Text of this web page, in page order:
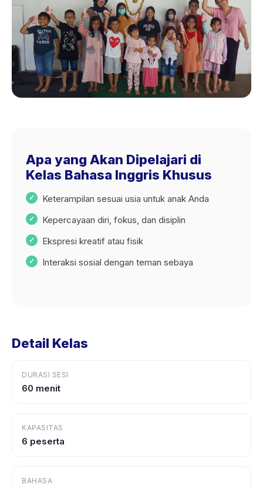
Apa yang Akan Dipelajari di
Kelas Bahasa Inggris Khusus
Keterampilan sesuai usia untuk anak Anda
Kepercayaan diri, fokus, dan disiplin
Ekspresi kreatif atau fisik
Interaksi sosial dengan teman sebaya
Detail Kelas
DURASI SESI
60 menit
KAPASITAS
6 peserta
BAHASA